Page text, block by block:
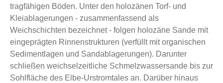
tragfähigen Böden. Unter den holozänen Torf- und
Kleiablagerungen - zusammenfassend als
Weichschichten bezeichnet - folgen holozäne Sande mit
eingeprägten Rinnenstrukturen (verfüllt mit organischen
Sedimentlagen und Sandablagerungen). Darunter
schließen weichselzeitliche Schmelzwassersande bis zur
Sohlfläche des Elbe-Urstromtales an. Darüber hinaus